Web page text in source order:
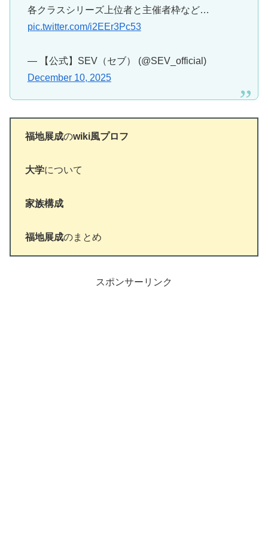
各クラスシリーズ上位者と主催者枠など…
pic.twitter.com/i2EEr3Pc53
— 【公式】SEV（セブ） (@SEV_official)
December 10, 2025
福地展成のwiki風プロフ
大学について
家族構成
福地展成のまとめ
スポンサーリンク